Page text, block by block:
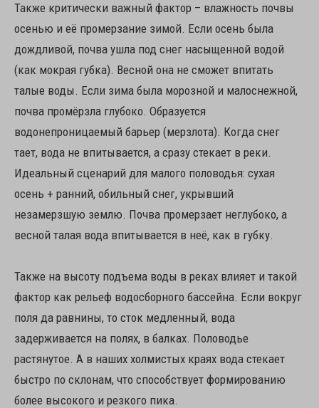
Также критически важный фактор – влажность почвы
осенью и её промерзание зимой. Если осень была
дождливой, почва ушла под снег насыщенной водой
(как мокрая губка). Весной она не сможет впитать
талые воды. Если зима была морозной и малоснежной,
почва промёрзла глубоко. Образуется
водонепроницаемый барьер (мерзлота). Когда снег
тает, вода не впитывается, а сразу стекает в реки.
Идеальный сценарий для малого половодья: сухая
осень + ранний, обильный снег, укрывший
незамерзшую землю. Почва промерзает неглубоко, а
весной талая вода впитывается в неё, как в губку.
Также на высоту подъема воды в реках влияет и такой
фактор как рельеф водосборного бассейна. Если вокруг
поля да равнины, то сток медленный, вода
задерживается на полях, в балках. Половодье
растянутое. А в наших холмистых краях вода стекает
быстро по склонам, что способствует формированию
более высокого и резкого пика.